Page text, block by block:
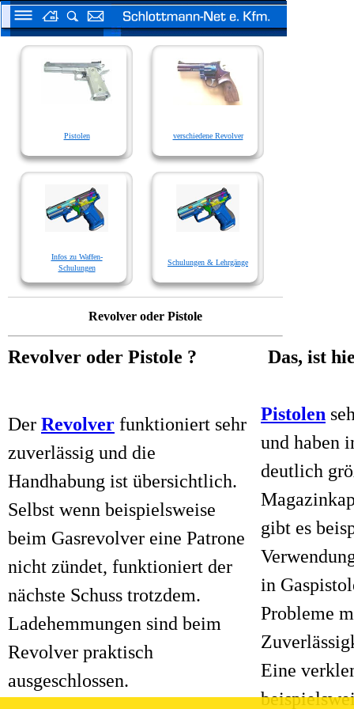
Pistolen verschiedene Revolver
Infos zu Waffen-
Schulungen
Schulungen & Lehrgänge
Revolver oder Pistole
Revolver oder Pistole ? Das, ist
Der Revolver funktioniert sehr
zuverlässig und die
Handhabung ist übersichtlich.
Selbst wenn beispielsweise
beim Gasrevolver eine Patrone
nicht zündet, funktioniert der
nächste Schuss trotzdem.
Ladehemmungen sind beim
Revolver praktisch
ausgeschlossen.
Pistolen
und haben
deutlich
gibt es
in
Probleme
Eine